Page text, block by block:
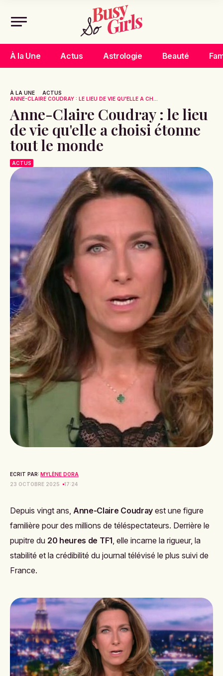
À la Une Actus Astrologie Beauté
À LA UNE
ACTUS
ANNE-CLAIRE COUDRAY : LE LIEU DE VIE QU'ELLE A CH...
Anne-Claire Coudray : le lieu
de vie qu'elle a choisi étonne
tout le monde
ACTUS
ECRIT PAR: MYLÈNE DORA
23 OCTOBRE 2025
17:24
Depuis vingt ans, Anne-Claire Coudrayest une figure
familière pour des millions de téléspectateurs. Derrière le
pupitre du 20 heures de TF1, elle incarne la rigueur, la
stabilité et la crédibilité du journal télévisé le plus suivi de
France.